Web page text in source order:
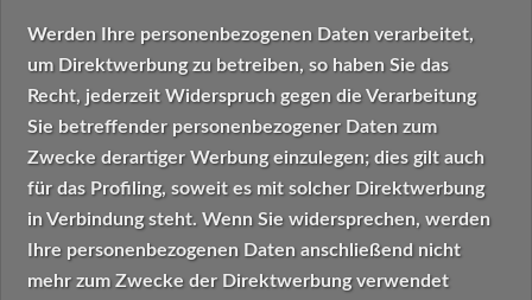
Werden Ihre personenbezogenen Daten verarbeitet,
um Direktwerbung zu betreiben, so haben Sie das
Recht, jederzeit Widerspruch gegen die Verarbeitung
Sie betreffender personenbezogener Daten zum
Zwecke derartiger Werbung einzulegen; dies gilt auch
für das Profiling, soweit es mit solcher Direktwerbung
in Verbindung steht. Wenn Sie widersprechen, werden
Ihre personenbezogenen Daten anschließend nicht
mehr zum Zwecke der Direktwerbung verwendet